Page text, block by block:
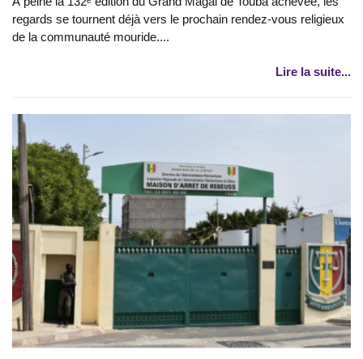
regards se tournent déjà vers le prochain rendez-vous religieux
de la communauté mouride....
Lire la suite...